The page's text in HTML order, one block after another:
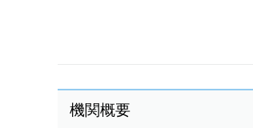
機関概要